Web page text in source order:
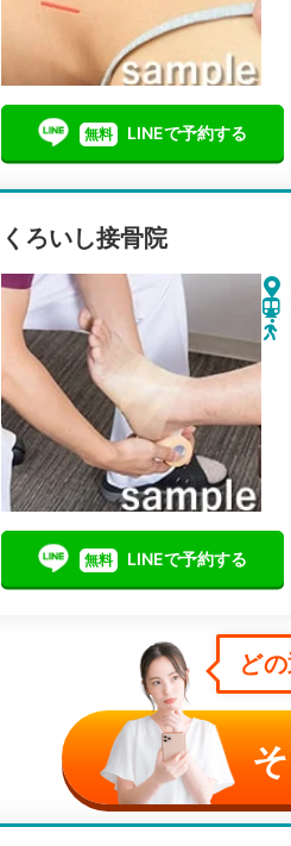
無料 LINEで予約する
くろいし接骨院
無料 LINEで予約する
ど